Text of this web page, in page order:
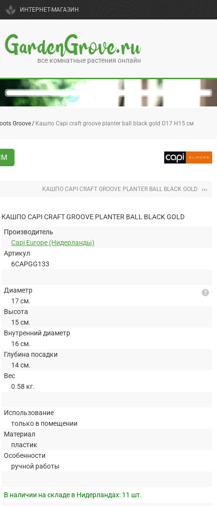
spa ИНТЕРНЕТ-МАГАЗИН
GardenGrove.ru
все комнатные растения онлайн
Groove Кашпо Capi craft groove planter ball black gold D17 H15 см
КАШПО CAPI CRAFT GROOVE PLANTER BALL BLACK GOLD ›››
КАШПО CAPI CRAFT GROOVE PLANTER BALL BLACK GOLD
Производитель
Capi Europe (Нидерланды)
Артикул
6CAPGG133
Диаметр
17 см.
Высота
15 см.
Внутренний диаметр
16 см.
Глубина посадки
14 см.
Вес
0.58 кг.
help
Использование
только в помещении
Материал
пластик
Особенности
ручной работы
В наличии на складе в Нидерландах: 11 шт.